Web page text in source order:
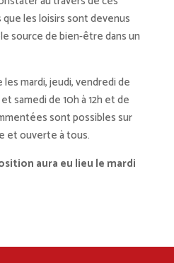
les loisirs sont devenus
source de bien-être dans un
mardi, jeudi, vendredi de
samedi de 10h à 12h et de
sont possibles sur
et ouverte à tous.
aura eu lieu le mardi